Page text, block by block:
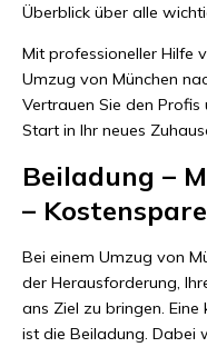
Überblick über alle
Mit professioneller Hilfe
Umzug von München
Vertrauen Sie den Profis
Start in Ihr neues
Beiladung –
–
Bei einem Umzug von
der Herausforderung,
ans Ziel zu bringen.
ist die Beiladung. Dabei